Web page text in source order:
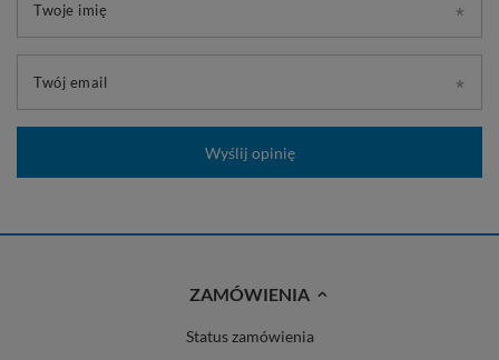
Twoje imię
Twój email
Wyślij opinię
ZAMÓWIENIA
Status zamówienia